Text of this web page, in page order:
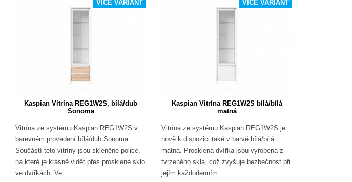
VÍCE VARIANT
Kaspian Vitrína REG1W2S, bílá/dub
Sonoma
Vitrína ze systému Kaspian REG1W2S v
barevném provedení bílá/dub Sonoma.
Součástí této vitríny jsou skleněné police,
na které je krásně vidět přes prosklené sklo
ve dvířkách. Ve…
VÍCE VARIANT
Kaspian Vitrína REG1W2S bílá/bílá
matná
Vitrína ze systému Kaspian REG1W2S je
nově k dispozici také v barvě bílá/bílá
matná. Prosklená dvířka jsou vyrobena z
tvrzeného skla, což zvyšuje bezbečnost při
jejím každodenním…